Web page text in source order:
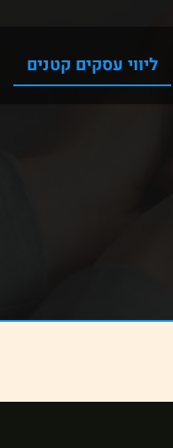
ליווי עסקים קטנים